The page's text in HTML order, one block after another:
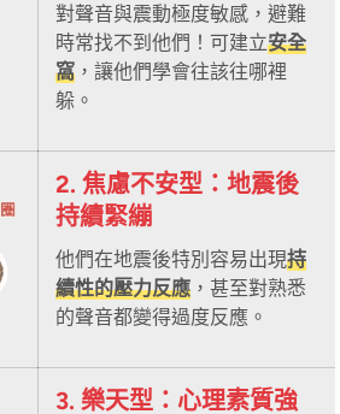
對聲音與震動極度敏感，避難
時常找不到他們！可建立安全
窩 ，讓他們學會往該往哪裡
躲。
2. 焦慮不安型：地震後
持續緊繃
他們在地震後特別容易出現持
續性的壓力反應 ，甚至對熟悉
的聲音都變得過度反應。
3. 樂天型：心理素質強